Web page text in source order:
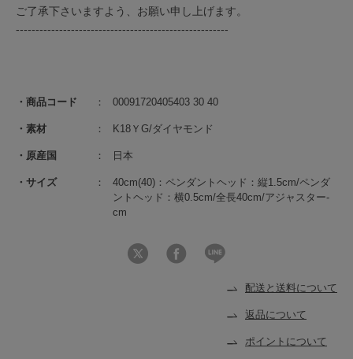
商品コード 00091720405403 30 40
素材 K18ＹG/ダイヤモンド
原産国 日本
サイズ
40cm(40)：ペンダントヘッド：縦1.5cm/ペンダ
ントヘッド：横0.5cm/全長40cm/アジャスター-
cm
配送と送料について
返品について
ポイントについて
ご了承下さいますよう、お願い申し上げます。
------------------------------------------------------